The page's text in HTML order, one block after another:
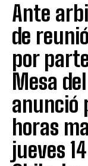
Ante
de
por
Mesa
anunció
horas
jueves